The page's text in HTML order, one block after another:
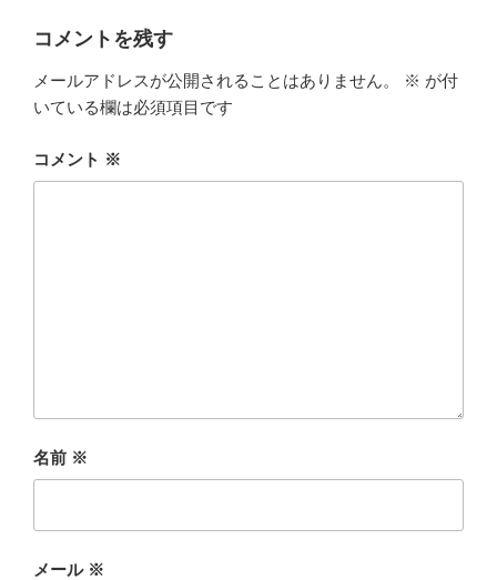
コメントを残す
メールアドレスが公開されることはありません。 ※ が付
いている欄は必須項目です
コメント ※
名前 ※
メール ※